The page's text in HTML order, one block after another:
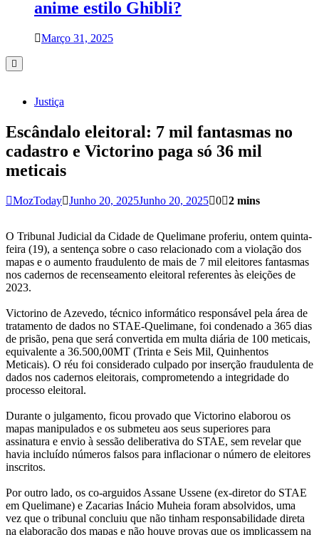
anime estilo Ghibli?
Março 31, 2025
Justiça
Escândalo eleitoral: 7 mil fantasmas no
cadastro e Victorino paga só 36 mil
meticais
MozToday Junho 20, 2025Junho 20, 2025 0 2 mins
O Tribunal Judicial da Cidade de Quelimane proferiu, ontem quinta-
feira (19), a sentença sobre o caso relacionado com a violação dos
mapas e o aumento fraudulento de mais de 7 mil eleitores fantasmas
nos cadernos de recenseamento eleitoral referentes às eleições de
2023.
Victorino de Azevedo, técnico informático responsável pela área de
tratamento de dados no STAE-Quelimane, foi condenado a 365 dias
de prisão, pena que será convertida em multa diária de 100 meticais,
equivalente a 36.500,00MT (Trinta e Seis Mil, Quinhentos
Meticais). O réu foi considerado culpado por inserção fraudulenta de
dados nos cadernos eleitorais, comprometendo a integridade do
processo eleitoral.
Durante o julgamento, ficou provado que Victorino elaborou os
mapas manipulados e os submeteu aos seus superiores para
assinatura e envio à sessão deliberativa do STAE, sem revelar que
havia incluído números falsos para inflacionar o número de eleitores
inscritos.
Por outro lado, os co-arguidos Assane Ussene (ex-diretor do STAE
em Quelimane) e Zacarias Inácio Muheia foram absolvidos, uma
vez que o tribunal concluiu que não tinham responsabilidade direta
na elaboração dos mapas e não houve provas que os implicassem na